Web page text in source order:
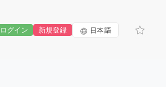
ログイン 新規登録 日本語